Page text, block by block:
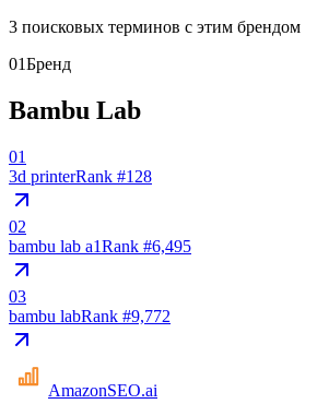
3 поисковых терминов с этим брендом
01Бренд
Bambu Lab
01
3d printerRank #128
02
bambu lab a1Rank #6,495
03
bambu labRank #9,772
AmazonSEO.ai